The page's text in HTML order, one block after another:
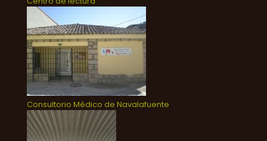
Consultorio Médico de Navalafuente